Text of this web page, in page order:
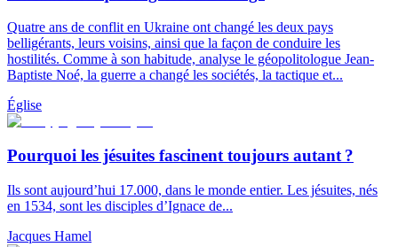
Quatre ans de conflit en Ukraine ont changé les deux pays
belligérants, leurs voisins, ainsi que la façon de conduire les
hostilités. Comme à son habitude, analyse le géopolitologue Jean-
Baptiste Noé, la guerre a changé les sociétés, la tactique et...
Église
Pourquoi les jésuites fascinent toujours autant ?
Ils sont aujourd’hui 17.000, dans le monde entier. Les jésuites, nés
en 1534, sont les disciples d’Ignace de...
Jacques Hamel